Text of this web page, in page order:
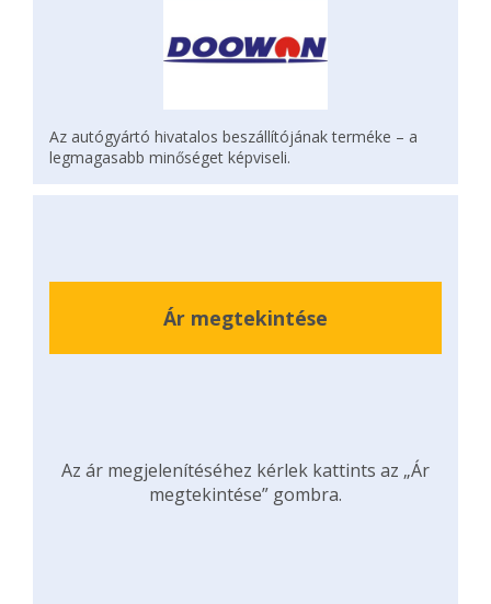
Az autógyártó hivatalos beszállítójának terméke – a
legmagasabb minőséget képviseli.
Ár megtekintése
Az ár megjelenítéséhez kérlek kattints az „Ár
megtekintése” gombra.